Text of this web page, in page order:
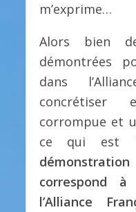
m’exprime…
Alors bien
démontrées
dans
concrétiser
corrompue et
ce qui est
correspond
l’Alliance